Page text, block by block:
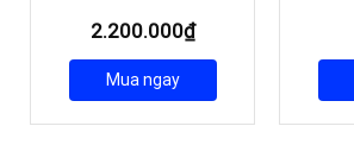
2.200.000₫
Mua ngay